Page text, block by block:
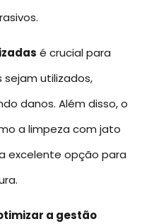
é crucial para
utilizados,
danos. Além disso, o
a limpeza com jato
excelente opção para
a gestão